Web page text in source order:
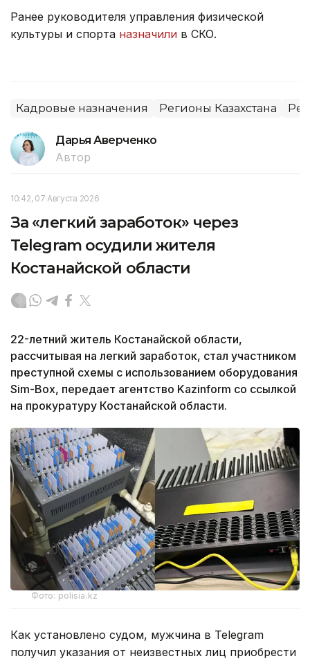
Ранее руководителя управления физической
культуры и спорта назначили в СКО.
Кадровые назначения Регионы Казахстана
Дарья Аверченко
Автор
10:42, 07 Августа 2026
За «легкий заработок» через
Telegram осудили жителя
Костанайской области
22-летний житель Костанайской области,
рассчитывая на легкий заработок, стал участником
преступной схемы с использованием оборудования
Sim-Box, передает агентство Kazinform со ссылкой
на прокуратуру Костанайской области.
Фото: polisia.kz
Как установлено судом, мужчина в Telegram
получил указания от неизвестных лиц приобрести